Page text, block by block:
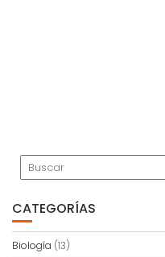
CATEGORÍAS
Biología (13)